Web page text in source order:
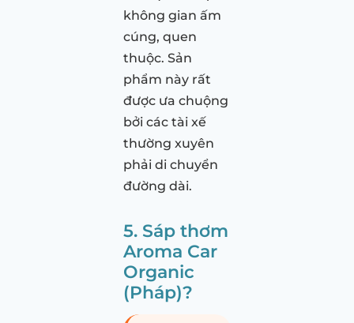
không gian ấm
cúng, quen
thuộc. Sản
phẩm này rất
được ưa chuộng
bởi các tài xế
thường xuyên
phải di chuyển
đường dài.
5. Sáp thơm
Aroma Car
Organic
(Pháp)?